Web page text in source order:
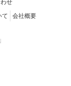
て 会社概要